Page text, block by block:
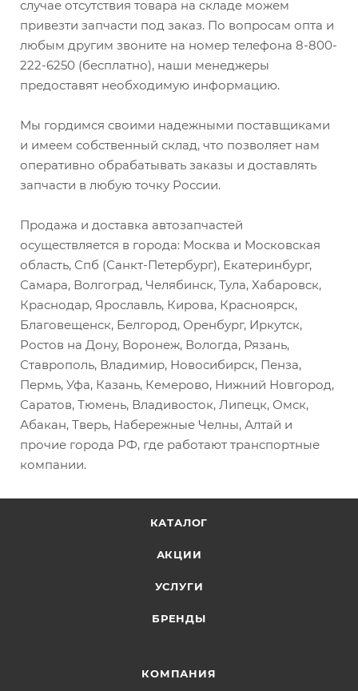
случае отсутствия товара на складе можем
привезти запчасти под заказ. По вопросам опта и
любым другим звоните на номер телефона 8-800-
222-6250 (бесплатно), наши менеджеры
предоставят необходимую информацию.
Мы гордимся своими надежными поставщиками
и имеем собственный склад, что позволяет нам
оперативно обрабатывать заказы и доставлять
запчасти в любую точку России.
Продажа и доставка автозапчастей
осуществляется в города: Москва и Московская
область, Спб (Санкт-Петербург), Екатеринбург,
Самара, Волгоград, Челябинск, Тула, Хабаровск,
Краснодар, Ярославль, Кирова, Красноярск,
Благовещенск, Белгород, Оренбург, Иркутск,
Ростов на Дону, Воронеж, Вологда, Рязань,
Ставрополь, Владимир, Новосибирск, Пенза,
Пермь, Уфа, Казань, Кемерово, Нижний Новгород,
Саратов, Тюмень, Владивосток, Липецк, Омск,
Абакан, Тверь, Набережные Челны, Алтай и
прочие города РФ, где работают транспортные
компании.
КАТАЛОГ
АКЦИИ
УСЛУГИ
БРЕНДЫ
КОМПАНИЯ